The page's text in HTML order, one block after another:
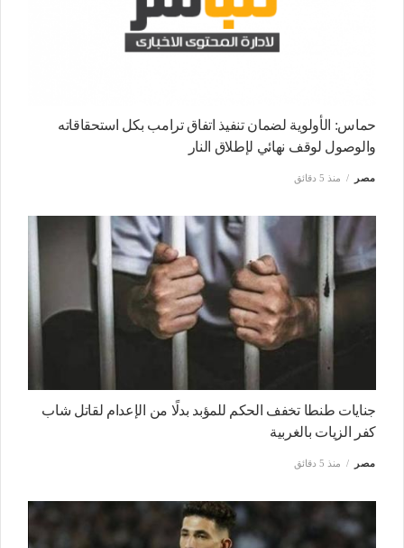
حماس: الأولوية لضمان تنفيذ اتفاق ترامب بكل استحقاقاته
والوصول لوقف نهائي لإطلاق النار
مصر منذ 5 دقائق
جنايات طنطا تخفف الحكم للمؤبد بدلًا من الإعدام لقاتل شاب
كفر الزيات بالغربية
مصر منذ 5 دقائق